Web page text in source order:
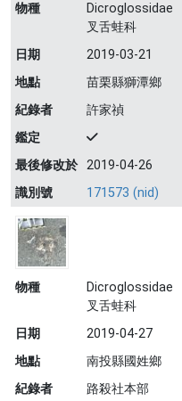
物種
Dicroglossidae
叉舌蛙科
日期
2019-03-21
地點
苗栗縣獅潭鄉
紀錄者
許家禎
鑑定
最後修改於 2019-04-26
識別號
171573 (nid)
物種
Dicroglossidae
叉舌蛙科
日期
2019-04-27
地點
南投縣國姓鄉
紀錄者
路殺社本部